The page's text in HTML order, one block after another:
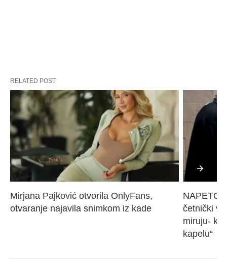
RELATED POST
Mirjana Pajković otvorila OnlyFans,
otvaranje najavila snimkom iz kade
NAPETO
četnički
miruju-
kapelu“